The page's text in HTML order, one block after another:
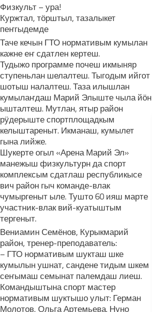
Физкульт – ура!
Куржтал, тӧрштыл, тазалыкет
пеҥгыдемде
Таче кечын ГТО нормативым кумылан
кажне еҥ сдатлен кертеш.
Тудыжо программе почеш икмыняр
ступеньлан шелалтеш. Тыгодым ийгот
шотыш налалтеш. Таза илышлан
кумылаҥдаш Марий Элыште чыла йӧн
ышталтеш. Мутлан, ятыр район
рӱдерыште спортплощадкым
келыштареныт. Икманаш, кумылет
гына лийже.
Шукерте огыл «Арена Марий Эл»
манежыш физкультурн да спорт
комплексым сдатлаш республикысе
вич район гыч команде-влак
чумыргеныт ыле. Тушто 60 ияш марте
участник-влак вий-куатыштым
тергеныт.
Вениамин Семёнов, Курыкмарий
район, тренер-преподаватель:
– ГТО нормативым шукташ шке
кумылын ушнат, сандене тидым шкем
сеҥымаш семынат палемдаш лиеш.
Командыштына спорт мастер
нормативым шуктышо улыт: Герман
Молотов, Ольга Артемьева. Нуно